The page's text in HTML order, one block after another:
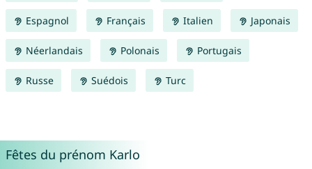
Espagnol Français Italien Japonais
Néerlandais Polonais Portugais
Russe Suédois Turc
Fêtes du prénom Karlo